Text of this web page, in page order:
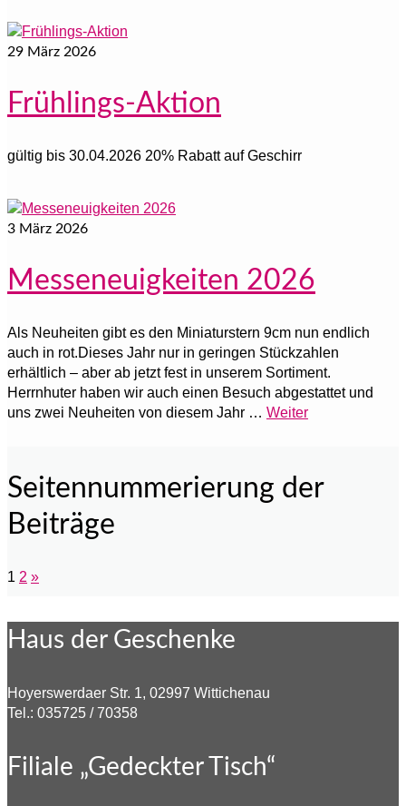
29 März 2026
Frühlings-Aktion
gültig bis 30.04.2026 20% Rabatt auf Geschirr
3 März 2026
Messeneuigkeiten 2026
Als Neuheiten gibt es den Miniaturstern 9cm nun endlich
auch in rot.Dieses Jahr nur in geringen Stückzahlen
erhältlich – aber ab jetzt fest in unserem Sortiment.
Herrnhuter haben wir auch einen Besuch abgestattet und
uns zwei Neuheiten von diesem Jahr … Weiter
Seitennummerierung der
Beiträge
1 2 »
Haus der Geschenke
Hoyerswerdaer Str. 1, 02997 Wittichenau
Tel.: 035725 / 70358
Filiale „Gedeckter Tisch“